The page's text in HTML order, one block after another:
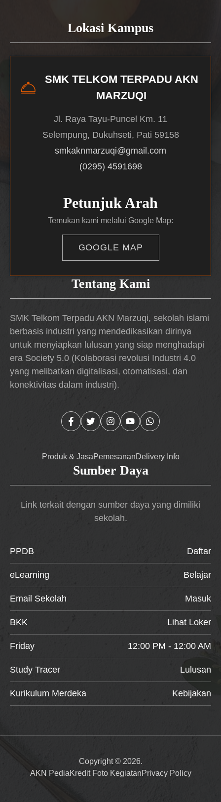
Tentang Kami
SMK Telkom Terpadu AKN Marzuqi, sekolah islami
berbasis industri yang mendedikasikan dirinya
untuk menyiapkan lulusan yang siap menghadapi
era Society 5.0 (Kolaborasi revolusi Industri 4.0
yang melibatkan digitalisasi, otomatisasi, dan
konektivitas dalam industri).
Produk & JasaPemesananDelivery Info
Lokasi Kampus
SMK TELKOM TERPADU AKN
MARZUQI
Jl. Raya Tayu-Puncel Km. 11
Selempung, Dukuhseti, Pati 59158
smkaknmarzuqi@gmail.com
(0295) 4591698
Petunjuk Arah
Temukan kami melalui Google Map:
GOOGLE MAP
Sumber Daya
Link terkait dengan sumber daya yang dimiliki
sekolah.
PPDB Daftar
eLearning Belajar
Email Sekolah Masuk
BKK Lihat Loker
Friday 12:00 PM - 12:00 AM
Study Tracer Lulusan
Kurikulum Merdeka Kebijakan
Copyright © 2026.
AKN PediaKredit Foto KegiatanPrivacy Policy